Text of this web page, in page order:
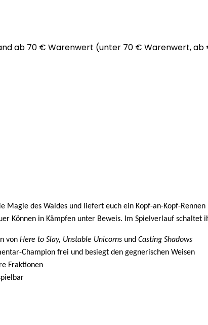
ab 70 € Warenwert (unter 70 € Warenwert, ab
Magie des Waldes und liefert euch ein Kopf-an-Kopf-
Können in Kämpfen unter Beweis. Im Spielverlauf schaltet
von Here to Slay, Unstable Unicorns und Casting Shadows
Champion frei und besiegt den gegnerischen Weisen
Fraktionen